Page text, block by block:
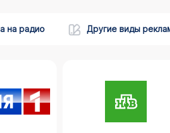
на радио Другие виды